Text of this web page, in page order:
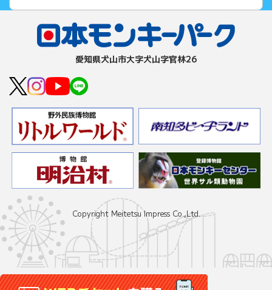
愛知県⽝⼭市⼤字⽝⼭字官林26
Copyright Meitetsu Impress Co.,Ltd.